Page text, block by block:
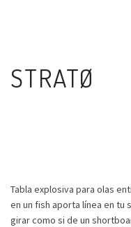
STRATØ
Tabla explosiva para olas
en un fish aporta línea en tu
girar como si de un